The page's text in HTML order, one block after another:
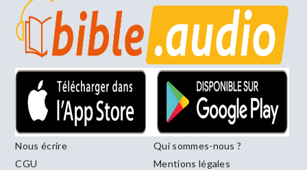
Nous écrire
Qui sommes-nous ?
CGU
Mentions légales